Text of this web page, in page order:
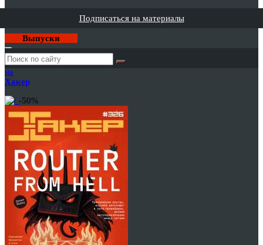
Подписаться на материалы
Выпуски
Годовая
подписка
на
Хакер
-50%